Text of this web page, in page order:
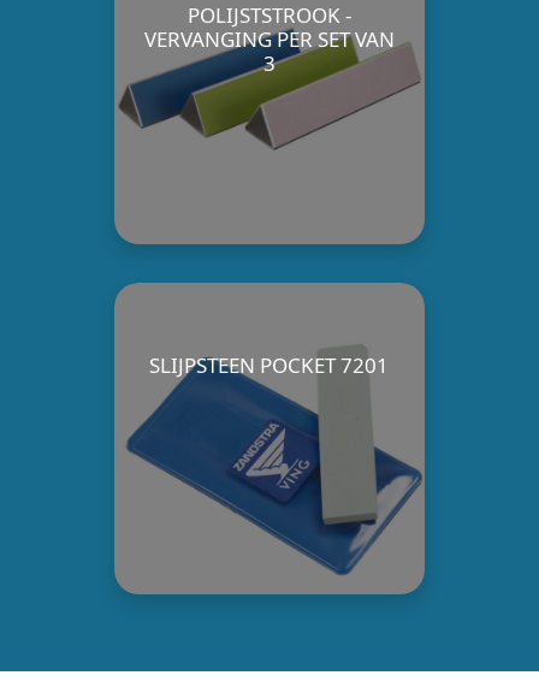
POLIJSTSTROOK -
VERVANGING PER SET VAN
3
SLIJPSTEEN POCKET 7201